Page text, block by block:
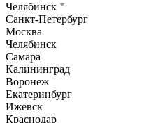
Челябинск
Санкт-Петербург
Москва
Челябинск
Самара
Калининград
Воронеж
Екатеринбург
Ижевск
Краснодар